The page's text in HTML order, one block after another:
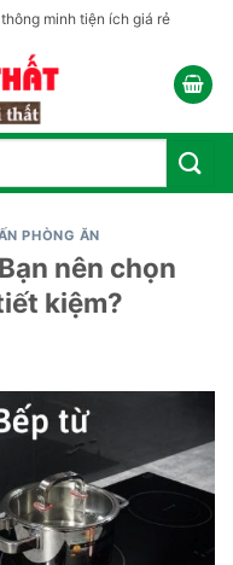
minh tiện ích giá rẻ
PHÒNG ĂN
nên chọn
kiệm?